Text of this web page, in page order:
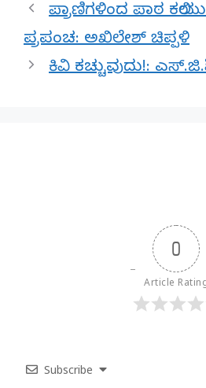
ಪ್ರಾಣಿಗಳಿಂದ ಪಾಠ
ಪ್ರಪಂಚ: ಅಖಿಲೇಶ್ ಚಿಪ್ಪಳಿ
ಕಿವಿ ಕಚ್ಚುವುದು!:
0
Article
Subscribe